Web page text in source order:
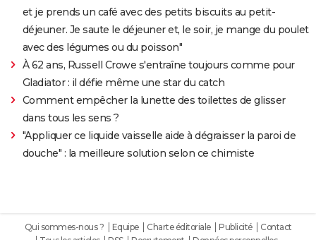
et je prends un café avec des petits biscuits au petit-
déjeuner. Je saute le déjeuner et, le soir, je mange du poulet
avec des légumes ou du poisson"
À 62 ans, Russell Crowe s'entraîne toujours comme pour
Gladiator : il défie même une star du catch
Comment empêcher la lunette des toilettes de glisser
dans tous les sens ?
"Appliquer ce liquide vaisselle aide à dégraisser la paroi de
douche" : la meilleure solution selon ce chimiste
Qui sommes-nous ? Equipe Charte éditoriale Publicité
Contact